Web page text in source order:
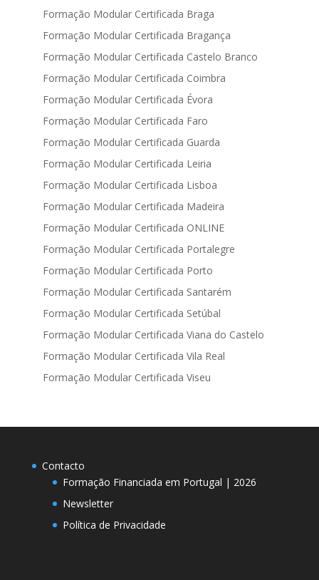
Formação Modular Certificada Braga
Formação Modular Certificada Bragança
Formação Modular Certificada Castelo Branco
Formação Modular Certificada Coimbra
Formação Modular Certificada Évora
Formação Modular Certificada Faro
Formação Modular Certificada Guarda
Formação Modular Certificada Leiria
Formação Modular Certificada Lisboa
Formação Modular Certificada Madeira
Formação Modular Certificada ONLINE
Formação Modular Certificada Portalegre
Formação Modular Certificada Porto
Formação Modular Certificada Santarém
Formação Modular Certificada Setúbal
Formação Modular Certificada Viana do Castelo
Formação Modular Certificada Vila Real
Formação Modular Certificada Viseu
Contacto
Formação Financiada em Portugal | 2026
Newsletter
Política de Privacidade